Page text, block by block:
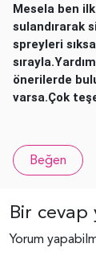
Mesela ben ilk
sulandırarak
spreyleri
önerilerde
varsa.Çok
Beğen
Bir cevap
Yorum